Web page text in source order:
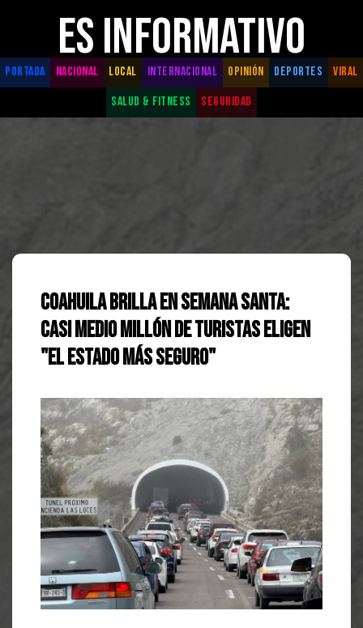
ES INFORMATIVO
PORTADA NACIONAL LOCAL INTERNACIONAL OPINIÓN DEPORTES
VIRAL
SALUD & FITNESS
SEGURIDAD
Coahuila brilla en Semana Santa:
Casi medio millón de turistas eligen
"el estado más seguro"